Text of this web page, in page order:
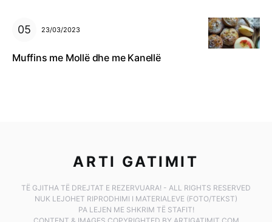
23/03/2023
Muffins me Mollë dhe me Kanellë
ARTI GATIMIT
TË GJITHA TË DREJTAT E REZERVUARA! - ALL RIGHTS RESERVED
NUK LEJOHET RIPRODHIMI I MATERIALEVE (FOTO/TEKST)
PA LEJEN ME SHKRIM TË STAFIT!